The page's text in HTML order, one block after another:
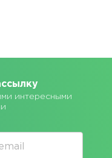
интересными